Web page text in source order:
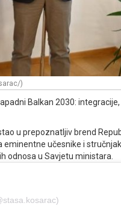
)
Balkan 2030:
u prepoznatljiv brend
učesnike i
odnosa u Savjetu ministara.